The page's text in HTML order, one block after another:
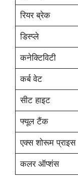
रियर ब्रेक
डिस्प्ले
कनेक्टिविटी
कर्ब वेट
सीट हाइट
फ्यूल टैंक
एक्स शोरूम प्राइस
कलर ऑप्शंस